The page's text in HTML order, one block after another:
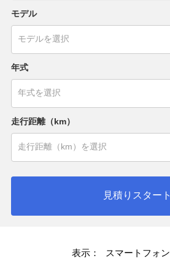
モデル
年式
走行距離（km）
見積りスタート
表示： スマートフォン